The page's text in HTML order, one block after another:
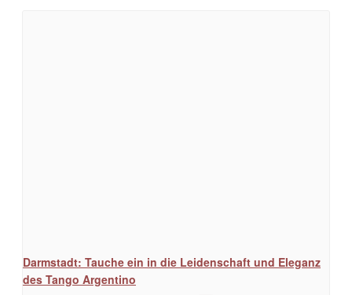
Darmstadt: Tauche ein in die Leidenschaft und Eleganz
des Tango Argentino